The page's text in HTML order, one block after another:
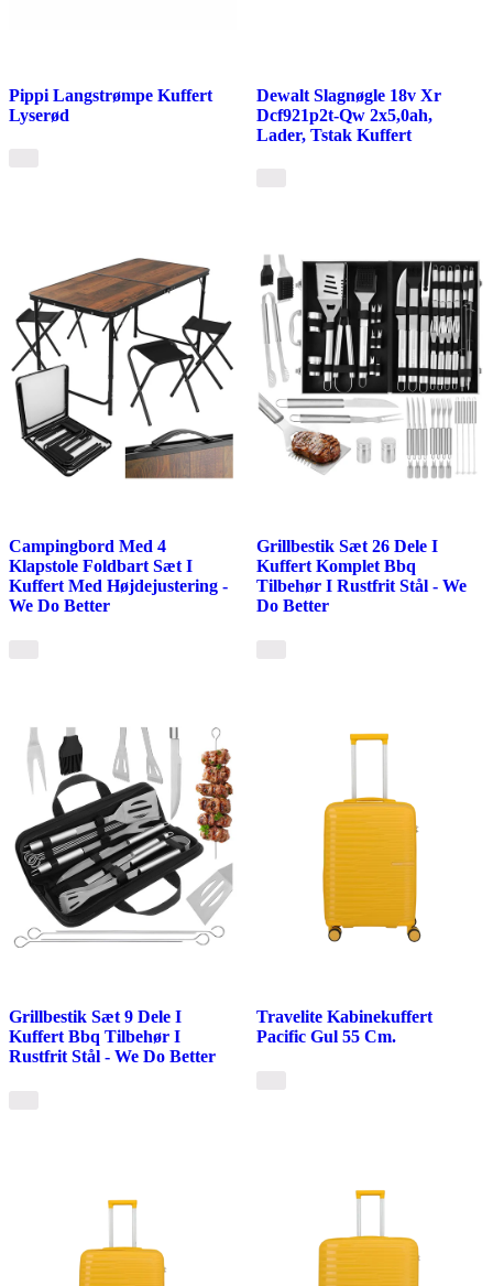
Pippi Langstrømpe Kuffert
Lyserød
Dewalt Slagnøgle 18v Xr
Dcf921p2t-Qw 2x5,0ah,
Lader, Tstak Kuffert
Campingbord Med 4
Klapstole Foldbart Sæt I
Kuffert Med Højdejustering -
We Do Better
Grillbestik Sæt 26 Dele I
Kuffert Komplet Bbq
Tilbehør I Rustfrit Stål - We
Do Better
Grillbestik Sæt 9 Dele I
Kuffert Bbq Tilbehør I
Rustfrit Stål - We Do Better
Travelite Kabinekuffert
Pacific Gul 55 Cm.